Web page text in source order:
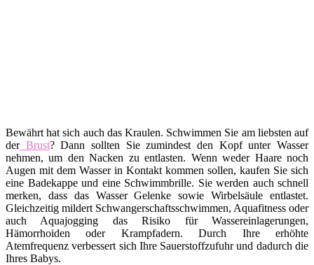
Bewährt hat sich auch das Kraulen. Schwimmen Sie am liebsten auf
derBrust? Dann sollten Sie zumindest den Kopf unter Wasser
nehmen, um den Nacken zu entlasten. Wenn weder Haare noch
Augen mit dem Wasser in Kontakt kommen sollen, kaufen Sie sich
eine Badekappe und eine Schwimmbrille. Sie werden auch schnell
merken, dass das Wasser Gelenke sowie Wirbelsäule entlastet.
Gleichzeitig mildert Schwangerschaftsschwimmen, Aquafitness oder
auch Aquajogging das Risiko für Wassereinlagerungen,
Hämorrhoiden oder Krampfadern. Durch Ihre erhöhte
Atemfrequenz verbessert sich Ihre Sauerstoffzufuhr und dadurch die
Ihres Babys.